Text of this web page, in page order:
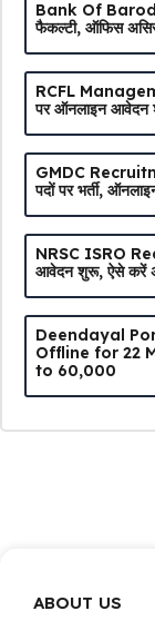
Bank Of
फैकल्टी, ऑफिस
RCFL
पर ऑनलाइन आवेदन
GMDC
पदों पर भर्ती,
NRSC ISRO
आवेदन शुरू, ऐसे करें
Deendayal
Offline for 22
to ₹60,000
ABOUT US